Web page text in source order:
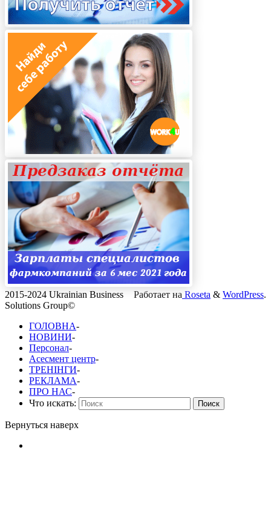
Работает на Roseta & WordPress.
2015-2024 Ukrainian Business
Solutions Group©
ГОЛОВНА-
НОВИНИ-
Персонал-
Асесмент центр-
ТРЕНІНГИ-
РЕКЛАМА-
ПРО НАС-
Что искать:
Поиск
Вернуться наверх